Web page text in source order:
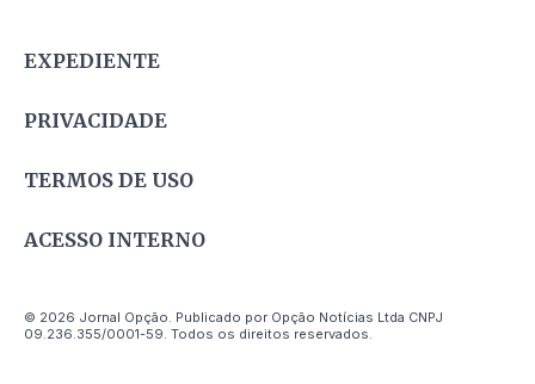
EXPEDIENTE
PRIVACIDADE
TERMOS DE USO
ACESSO INTERNO
© 2026 Jornal Opção. Publicado por Opção Notícias Ltda CNPJ
09.236.355/0001-59. Todos os direitos reservados.